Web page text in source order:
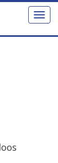
Toggle